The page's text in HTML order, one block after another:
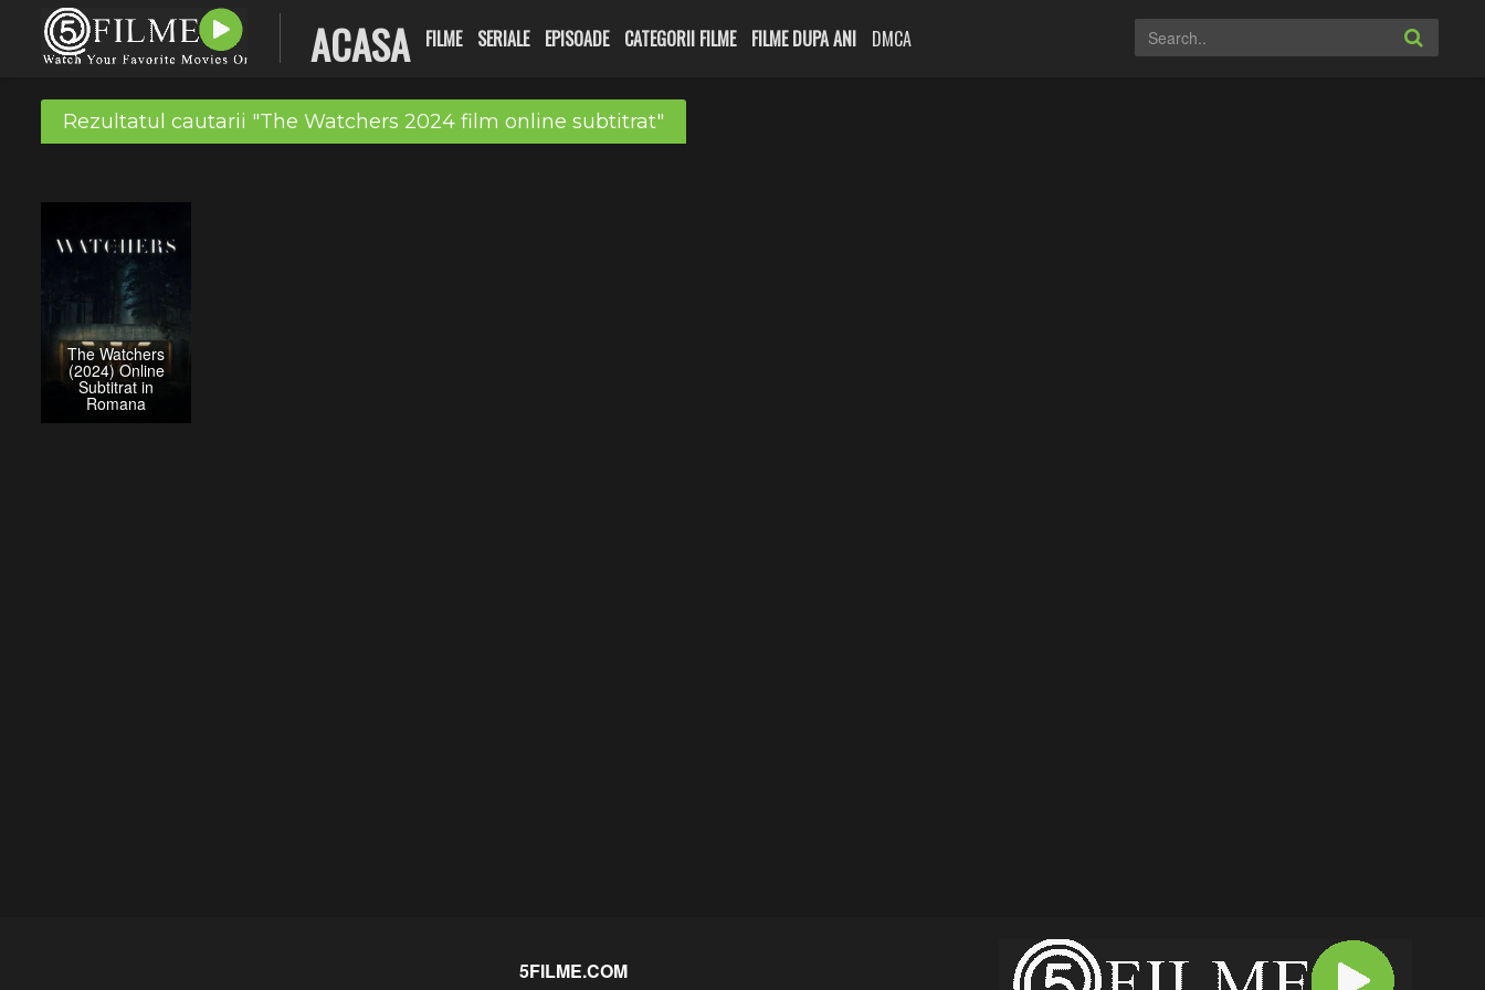
ACASA FILME SERIALE EPISOADE CATEGORII FILME FILME DUPA ANI DMCA
Rezultatul cautarii "The Watchers 2024 film online subtitrat"
The Watchers
(2024) Online
Subtitrat in
Romana
5FILME.COM